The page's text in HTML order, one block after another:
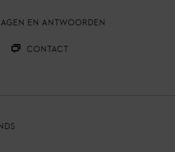
EN ANTWOORDEN
CONTACT